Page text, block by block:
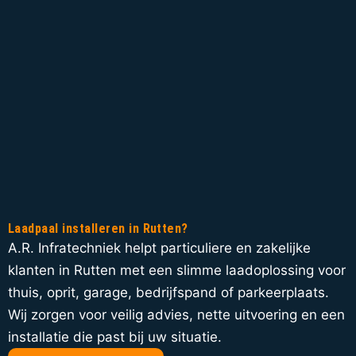
Laadpaal installeren in Rutten?
A.R. Infratechniek helpt particuliere en zakelijke
klanten in Rutten met een slimme laadoplossing voor
thuis, oprit, garage, bedrijfspand of parkeerplaats.
Wij zorgen voor veilig advies, nette uitvoering en een
installatie die past bij uw situatie.